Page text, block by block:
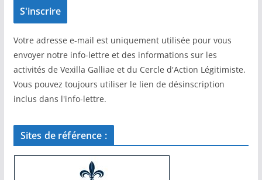
Votre adresse e-mail est uniquement utilisée pour vous
envoyer notre info-lettre et des informations sur les
activités de Vexilla Galliae et du Cercle d'Action Légitimiste.
Vous pouvez toujours utiliser le lien de désinscription
inclus dans l'info-lettre.
Sites de référence :